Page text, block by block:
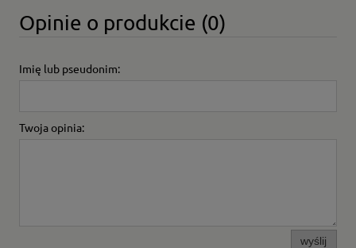
Opinie o produkcie (0)
Imię lub pseudonim:
Twoja opinia:
wyślij